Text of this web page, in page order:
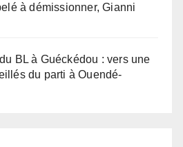
à démissionner, Gianni
BL à Guéckédou : vers une
du parti à Ouendé-